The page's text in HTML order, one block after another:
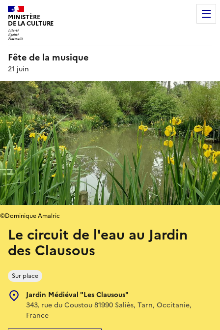
MINISTÈRE
DE LA CULTURE
Fête de la musique
21 juin
Le circuit de l'eau au Jardin
des Clausous
Sur place
Jardin Médiéval "Les Clausous"
343, rue du Coustou 81990 Saliès, Tarn, Occitanie,
France
©Dominique Amalric